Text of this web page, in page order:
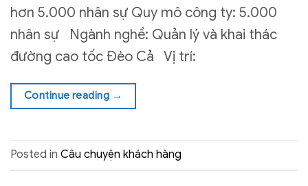
hơn 5.000 nhân sự Quy mô công ty: 5.000
nhân sự Ngành nghề: Quản lý và khai thác
đường cao tốc Đèo Cả Vị trí:
Continue reading →
Posted in Câu chuyện khách hàng